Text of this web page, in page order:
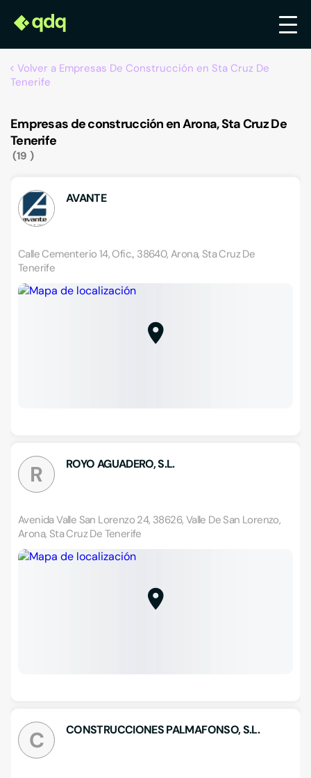
Volver a Empresas De Construcción en Sta Cruz De
Tenerife
Empresas de construcción en Arona, Sta Cruz De
Tenerife
19
AVANTE
Calle Cementerio 14, Ofic., 38640, Arona, Sta Cruz De
Tenerife
R ROYO AGUADERO, S.L.
Avenida Valle San Lorenzo 24, 38626, Valle De San Lorenzo,
Arona, Sta Cruz De Tenerife
C CONSTRUCCIONES PALMAFONSO, S.L.